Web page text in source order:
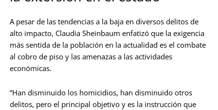
A pesar de las tendencias a la baja en diversos delitos de
alto impacto, Claudia Sheinbaum enfatizó que la exigencia
más sentida de la población en la actualidad es el combate
al cobro de piso y las amenazas a las actividades
económicas.
“Han disminuido los homicidios, han disminuido otros
delitos, pero el principal objetivo y es la instrucción que